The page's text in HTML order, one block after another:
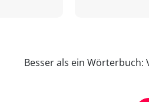
Besser als ein Wörterbuch: